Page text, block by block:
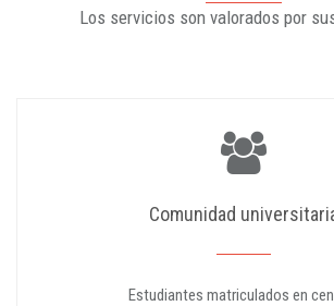
Los servicios son valorados por
Comunidad
Estudiantes matriculados en